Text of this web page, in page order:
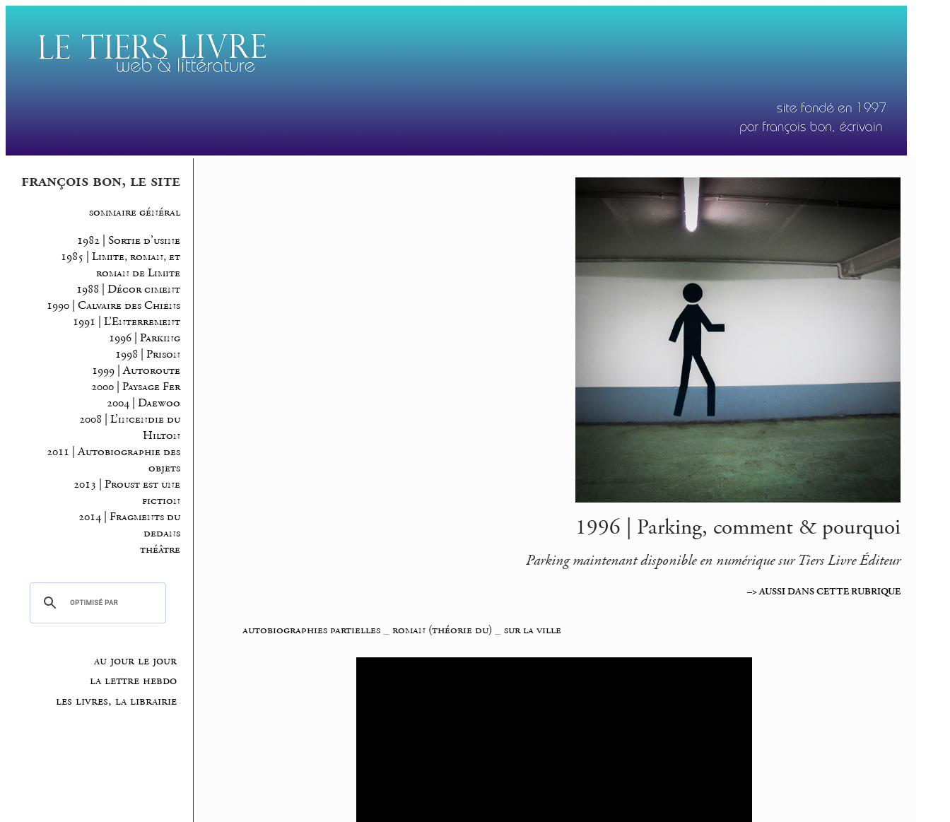
françois bon, le site
sommaire général
1982 | Sortie d’usine
1985 | Limite, roman, et
roman de Limite
1988 | Décor ciment
1990 | Calvaire des Chiens
1991 | L’Enterrement
1996 | Parking
1998 | Prison
1999 | Autoroute
2000 | Paysage Fer
2004 | Daewoo
2008 | L’incendie du
Hilton
2011 | Autobiographie des
objets
2013 | Proust est une
fiction
2014 | Fragments du
dedans
théâtre
au jour le jour
la lettre hebdo
les livres, la librairie
1996 | Parking, comment & pourquoi
Parking maintenant disponible en numérique sur Tiers Livre Éditeur
–> AUSSI DANS CETTE RUBRIQUE
autobiographies partielles _roman (théorie du) _sur la ville